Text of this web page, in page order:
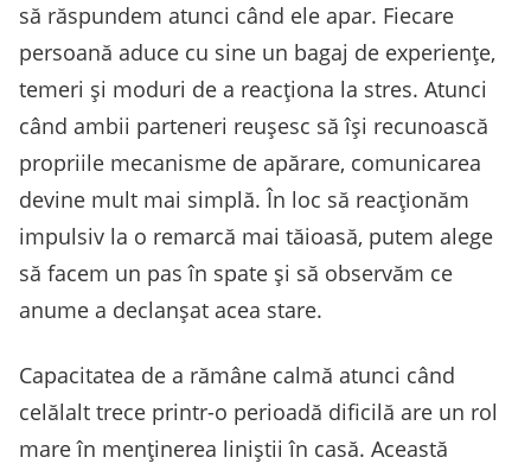
să răspundem atunci când ele apar. Fiecare
persoană aduce cu sine un bagaj de experiențe,
temeri și moduri de a reacționa la stres. Atunci
când ambii parteneri reușesc să își recunoască
propriile mecanisme de apărare, comunicarea
devine mult mai simplă. În loc să reacționăm
impulsiv la o remarcă mai tăioasă, putem alege
să facem un pas în spate și să observăm ce
anume a declanșat acea stare.
Capacitatea de a rămâne calmă atunci când
celălalt trece printr-o perioadă dificilă are un rol
mare în menținerea liniștii în casă. Această